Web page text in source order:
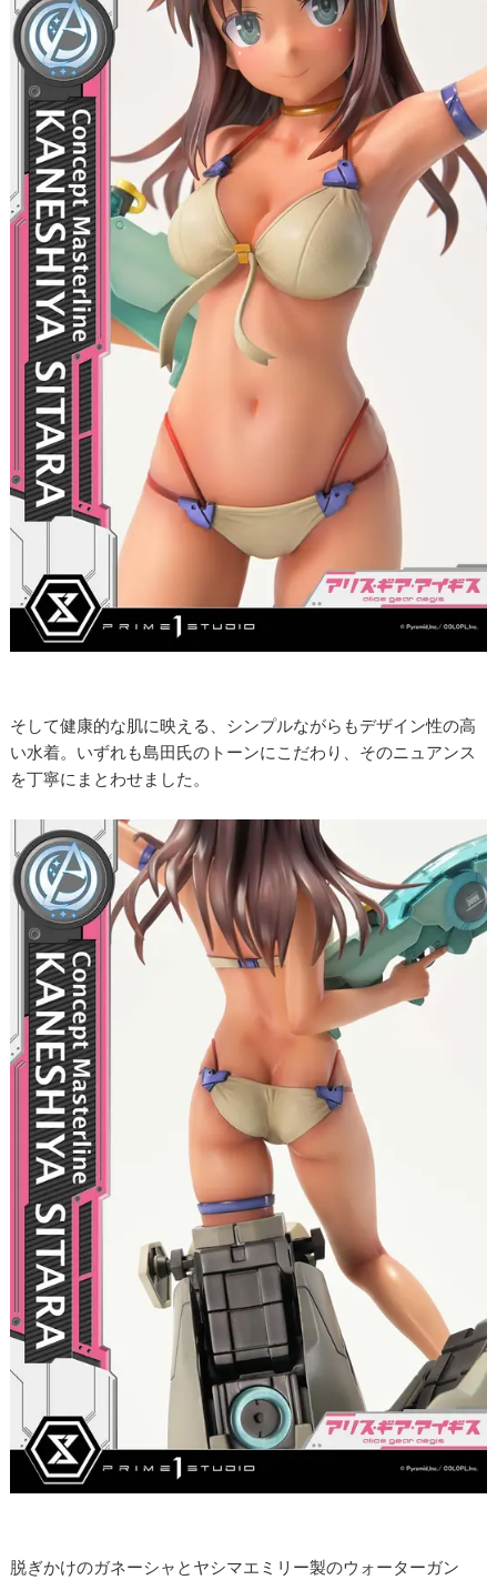
そして健康的な肌に映える、シンプルながらもデザイン性の高
い水着。いずれも島田氏のトーンにこだわり、そのニュアンス
を丁寧にまとわせました。
脱ぎかけのガネーシャとヤシマエミリー製のウォーターガン